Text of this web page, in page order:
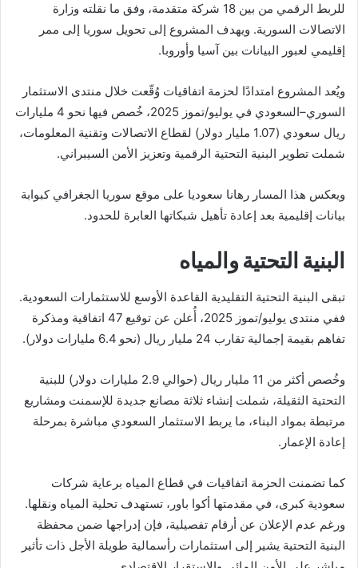
للربط الرقمي من بين 18 شركة متقدمة، وفق ما نقلته وزارة
الاتصالات السورية. ويهدف المشروع إلى تحويل سوريا إلى ممر
إقليمي لعبور البيانات بين آسيا وأوروبا.
ويُعد المشروع امتدادًا لحزمة اتفاقيات وُقّعت خلال منتدى الاستثمار
السوري–السعودي في يوليو/تموز 2025، خُصص فيها نحو 4 مليارات
ريال سعودي (1.07 مليار دولار) لقطاع الاتصالات وتقنية المعلومات،
شملت تطوير البنية التحتية الرقمية وتعزيز الأمن السيبراني.
ويعكس هذا المسار رهانا سعوديا على موقع سوريا الجغرافي كبوابة
بيانات إقليمية بعد إعادة تأهيل شبكاتها العابرة للحدود.
البنية التحتية والمياه
تبقى البنية التحتية التقليدية القاعدة الأوسع للاستثمارات السعودية.
ففي منتدى يوليو/تموز 2025، أُعلن عن توقيع 47 اتفاقية ومذكرة
تفاهم بقيمة إجمالية تقارب 24 مليار ريال (نحو 6.4 مليارات دولار).
وخُصص أكثر من 11 مليار ريال (حوالي 2.9 مليارات دولار) للبنية
التحتية الثقيلة، شملت إنشاء ثلاثة مصانع جديدة للإسمنت ومشاريع
مرتبطة بمواد البناء، ما يربط الاستثمار السعودي مباشرة بمرحلة
إعادة الإعمار.
كما تضمنت الحزمة اتفاقيات في قطاع المياه برعاية شركات
سعودية كبرى، في مقدمتها أكوا باور، تستهدف تحلية المياه ونقلها.
ورغم عدم الإعلان عن أرقام تفصيلية، فإن إدراجها ضمن محفظة
البنية التحتية يشير إلى استثمارات رأسمالية طويلة الأجل ذات تأثير